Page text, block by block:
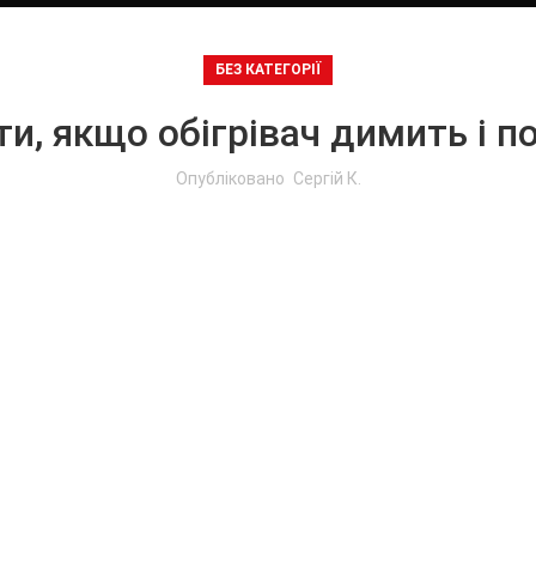
БЕЗ КАТЕГОРІЇ
якщо обігрівач димить і
Опубліковано Сергій К.